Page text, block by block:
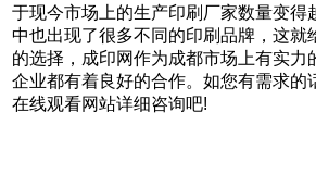
于现今市场上的生产印刷厂家数量变得越
中也出现了很多不同的印刷品牌，这
的选择，成印网作为成都市场上有实力
企业都有着良好的合作。如您有需求的
在线观看网站详细咨询吧!